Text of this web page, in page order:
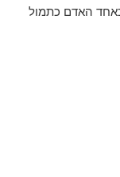
האדם כתמול